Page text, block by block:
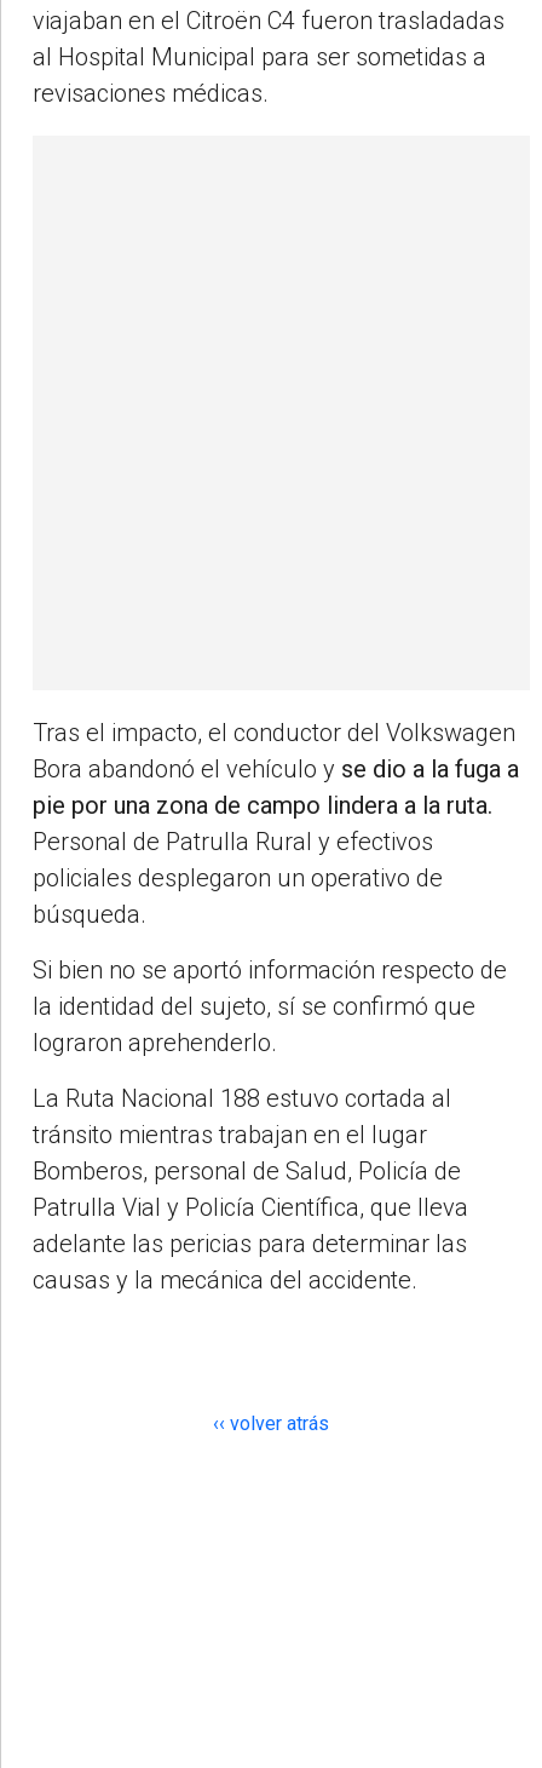
viajaban en el Citroën C4 fueron trasladadas
al Hospital Municipal para ser sometidas a
revisaciones médicas.
Tras el impacto, el conductor del Volkswagen
Bora abandonó el vehículo y se dio a la fuga a
pie por una zona de campo lindera a la ruta.
Personal de Patrulla Rural y efectivos
policiales desplegaron un operativo de
búsqueda.
Si bien no se aportó información respecto de
la identidad del sujeto, sí se confirmó que
lograron aprehenderlo.
La Ruta Nacional 188 estuvo cortada al
tránsito mientras trabajan en el lugar
Bomberos, personal de Salud, Policía de
Patrulla Vial y Policía Científica, que lleva
adelante las pericias para determinar las
causas y la mecánica del accidente.
‹‹ volver atrás